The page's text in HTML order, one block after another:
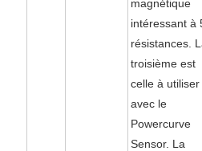
magnétique
intéressant à
résistances.
troisième est
celle à utiliser
avec le
Powercurve
Sensor. La